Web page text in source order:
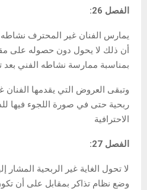
الفصل 26:
يمارس الفنان غير المحترف نشاطه
أن ذلك لا يحول دون حصوله على
بمناسبة ممارسة نشاطه الفني بعد
وتبقى العروض التي يقدمها الفنان
ربحية حتى في صورة اللجوء فيها
الاحترافية
الفصل 27:
لا تحول الغاية غير الربحية المشار
وضع نظام تذاكر بمقابل على أن